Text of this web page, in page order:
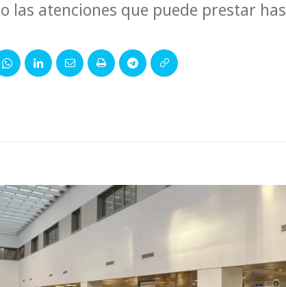
las atenciones que puede prestar